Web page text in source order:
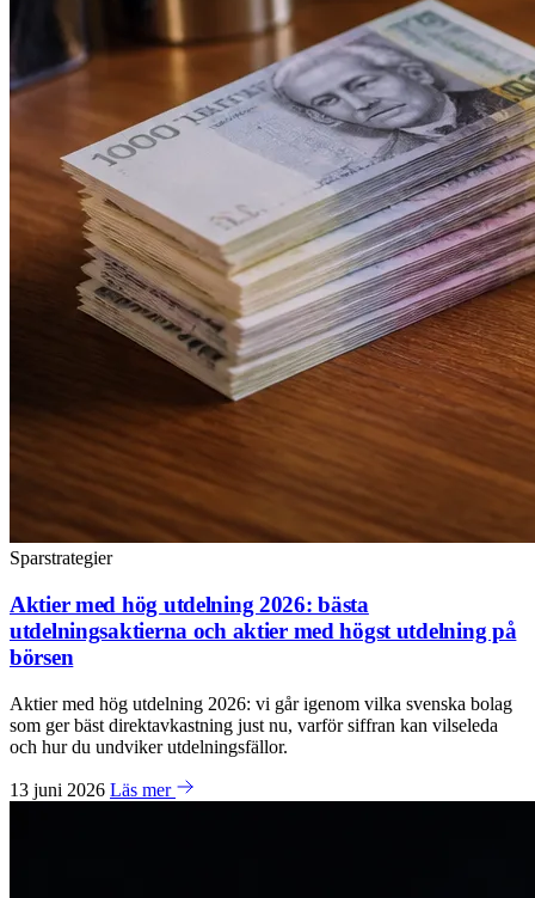
Sparstrategier
Aktier med hög utdelning 2026: bästa
utdelningsaktierna och aktier med högst utdelning på
börsen
Aktier med hög utdelning 2026: vi går igenom vilka svenska bolag
som ger bäst direktavkastning just nu, varför siffran kan vilseleda
och hur du undviker utdelningsfällor.
13 juni 2026 Läs mer